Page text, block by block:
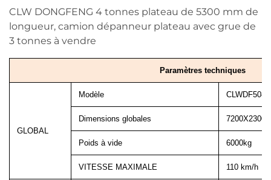
CLW DONGFENG 4 tonnes plateau de 5300 mm de
longueur, camion dépanneur plateau avec grue de
3 tonnes à vendre
Paramètres techniques
GLOBAL
Modèle
Dimensions globales
Poids à vide 6000kg
VITESSE MAXIMALE 110 km/h